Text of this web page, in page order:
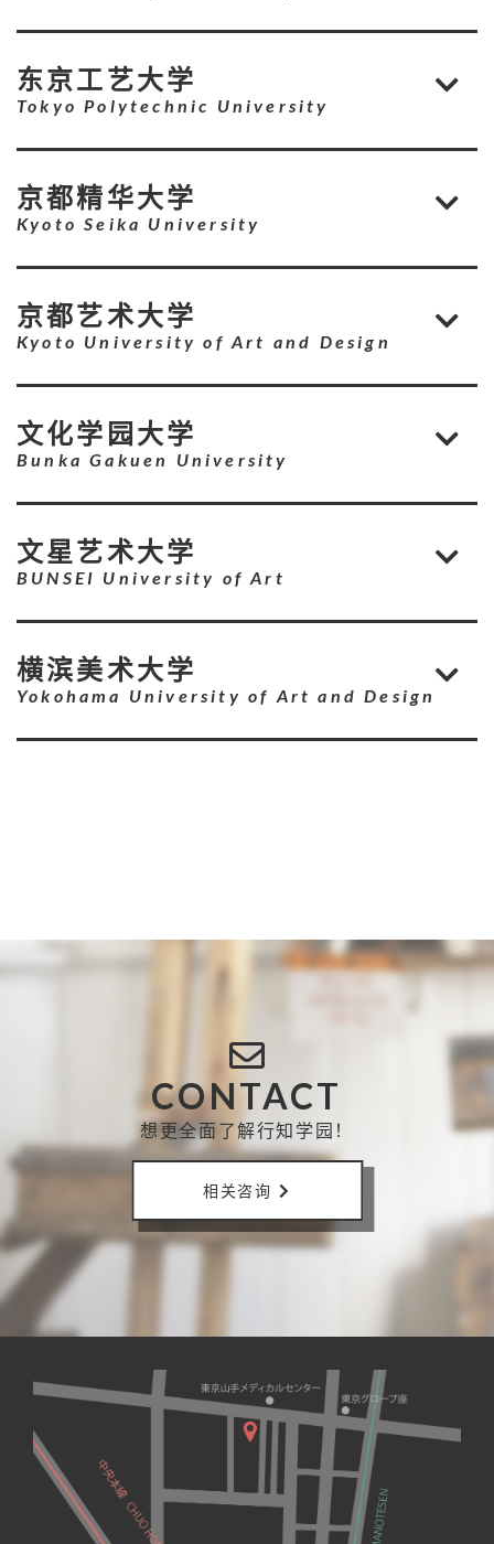
东京工艺大学
Tokyo Polytechnic University
京都精华大学
Kyoto Seika University
京都艺术大学
Kyoto University of Art and Design
文化学园大学
Bunka Gakuen University
文星艺术大学
BUNSEI University of Art
横滨美术大学
Yokohama University of Art and Design
CONTACT
想更全面了解行知学园！
相关咨询